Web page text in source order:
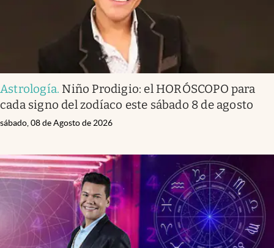
Astrología. Niño Prodigio: el HORÓSCOPO para
cada signo del zodíaco este sábado 8 de agosto
sábado, 08 de Agosto de 2026